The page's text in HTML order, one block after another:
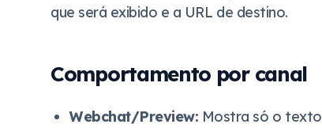
que será exibido e a URL de destino.
Comportamento por canal
Webchat/Preview: Mostra só o texto